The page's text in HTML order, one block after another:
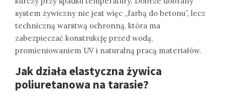
system żywiczny nie jest więc „farbą do betonu”, lecz
techniczną warstwą ochronną, która ma
zabezpieczać konstrukcję przed wodą,
promieniowaniem UV i naturalną pracą materiałów.
Jak działa elastyczna żywica
poliuretanowa na tarasie?